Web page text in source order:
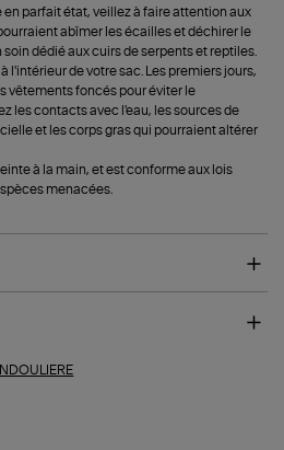
en parfait état, veillez à faire attention aux
abîmer les écailles et déchirer le
dédié aux cuirs de serpents et reptiles.
l'intérieur de votre sac. Les premiers jours,
vêtements foncés pour éviter le
les contacts avec l'eau, les sources de
et les corps gras qui pourraient altérer
à la main, et est conforme aux lois
menacées.